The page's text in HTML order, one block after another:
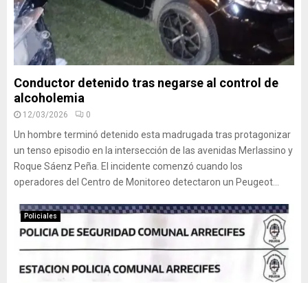
Conductor detenido tras negarse al control de
alcoholemia
12/03/2026 0
Un hombre terminó detenido esta madrugada tras protagonizar
un tenso episodio en la intersección de las avenidas Merlassino y
Roque Sáenz Peña. El incidente comenzó cuando los
operadores del Centro de Monitoreo detectaron un Peugeot...
Policiales